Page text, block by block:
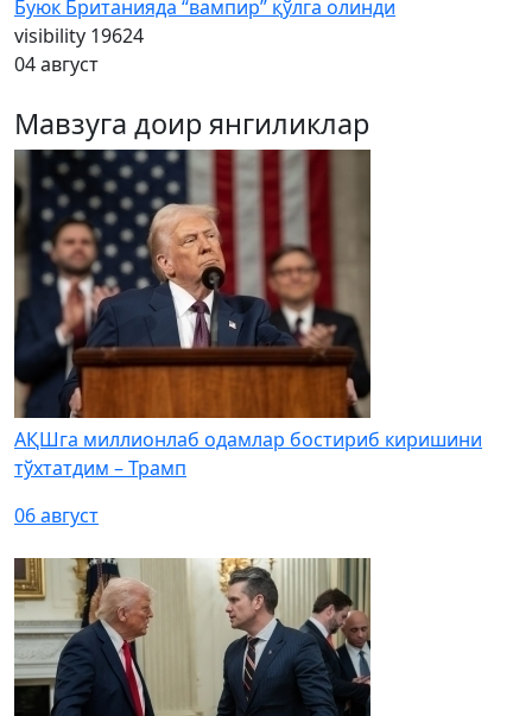
Буюк Британияда “вампир” қўлга олинди
visibility 19624
04 август
Мавзуга доир янгиликлар
АҚШга миллионлаб одамлар бостириб киришини
тўхтатдим – Трамп
06 август